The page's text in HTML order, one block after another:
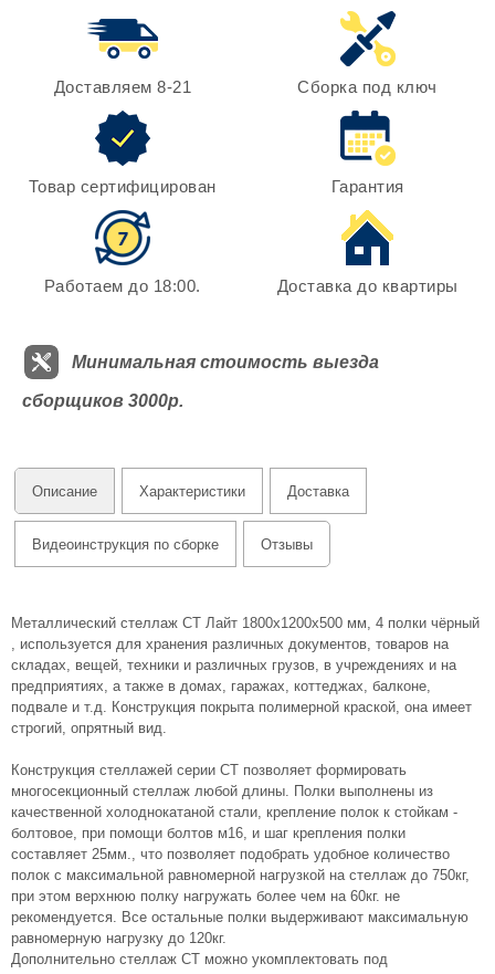
Доставляем 8-21 Сборка под ключ
Товар сертифицирован Гарантия
Работаем до 18:00. Доставка до квартиры
Минимальная стоимость выезда
сборщиков 3000р.
Описание Характеристики Доставка
Видеоинструкция по сборке Отзывы
Металлический стеллаж СТ Лайт 1800х1200х500 мм, 4 полки чёрный
, используется для хранения различных документов, товаров на
складах, вещей, техники и различных грузов, в учреждениях и на
предприятиях, а также в домах, гаражах, коттеджах, балконе,
подвале и т.д. Конструкция покрыта полимерной краской, она имеет
строгий, опрятный вид.
Конструкция стеллажей серии СТ позволяет формировать
многосекционный стеллаж любой длины. Полки выполнены из
качественной холоднокатаной стали, крепление полок к стойкам -
болтовое, при помощи болтов м16, и шаг крепления полки
составляет 25мм., что позволяет подобрать удобное количество
полок с максимальной равномерной нагрузкой на стеллаж до 750кг,
при этом верхнюю полку нагружать более чем на 60кг. не
рекомендуется. Все остальные полки выдерживают максимальную
равномерную нагрузку до 120кг.
Дополнительно стеллаж СТ можно укомплектовать под